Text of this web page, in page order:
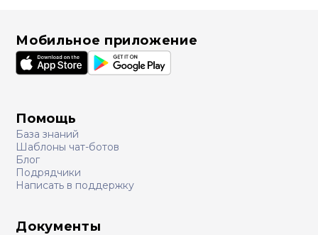
Помощь
База знаний
Шаблоны чат-ботов
Блог
Подрядчики
Написать в поддержку
Документы
Мобильное приложение